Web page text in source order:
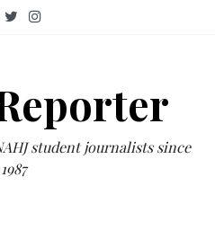
student journalists since
1987